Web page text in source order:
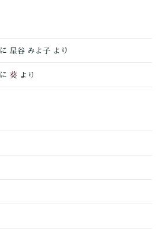
に 星谷 みよ子 より
に葵 より